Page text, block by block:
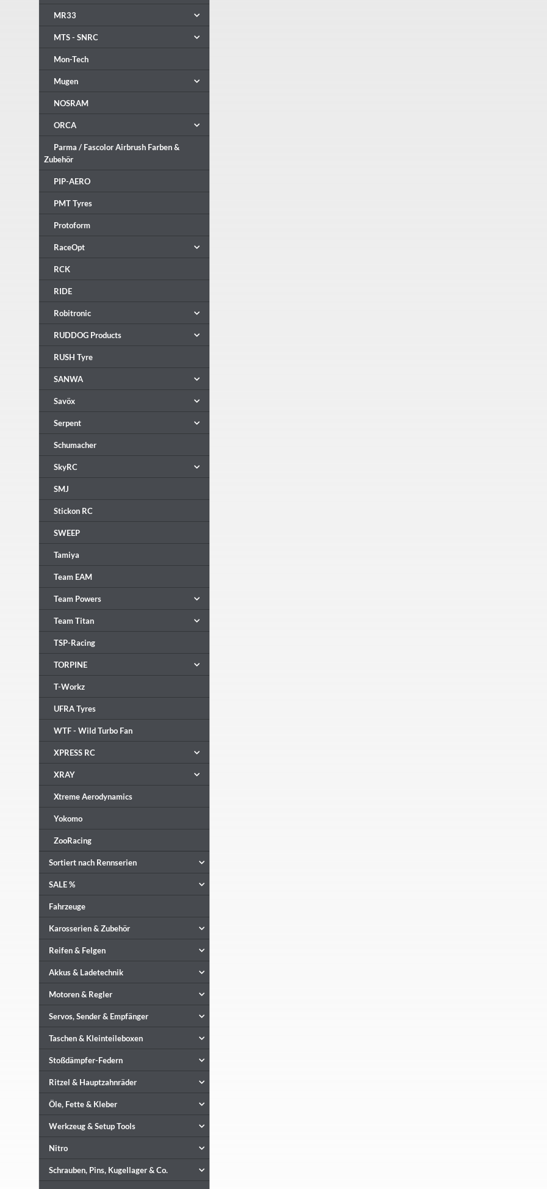
MR33
MTS - SNRC
Mon-Tech
Mugen
NOSRAM
ORCA
Parma / Fascolor Airbrush Farben &
Zubehör
PIP-AERO
PMT Tyres
Protoform
RaceOpt
RCK
RIDE
Robitronic
RUDDOG Products
RUSH Tyre
SANWA
Savöx
Serpent
Schumacher
SkyRC
SMJ
Stickon RC
SWEEP
Tamiya
Team EAM
Team Powers
Team Titan
TSP-Racing
TORPINE
T-Workz
UFRA Tyres
WTF - Wild Turbo Fan
XPRESS RC
XRAY
Xtreme Aerodynamics
Yokomo
ZooRacing
Sortiert nach Rennserien
SALE %
Fahrzeuge
Karosserien & Zubehör
Reifen & Felgen
Akkus & Ladetechnik
Motoren & Regler
Servos, Sender & Empfänger
Taschen & Kleinteileboxen
Stoßdämpfer-Federn
Ritzel & Hauptzahnräder
Öle, Fette & Kleber
Werkzeug & Setup Tools
Nitro
Schrauben, Pins, Kugellager & Co.